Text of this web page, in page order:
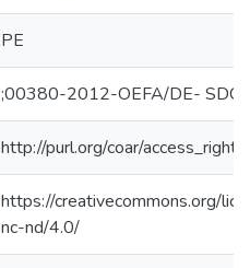
PE
;00380-2012-OEFA/DE-
http://purl.org/coar/access_right/
https://creativecommons.org/
nc-nd/4.0/